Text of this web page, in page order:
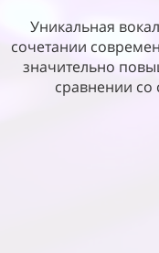
Уникальная
сочетании
значительно
сравнении